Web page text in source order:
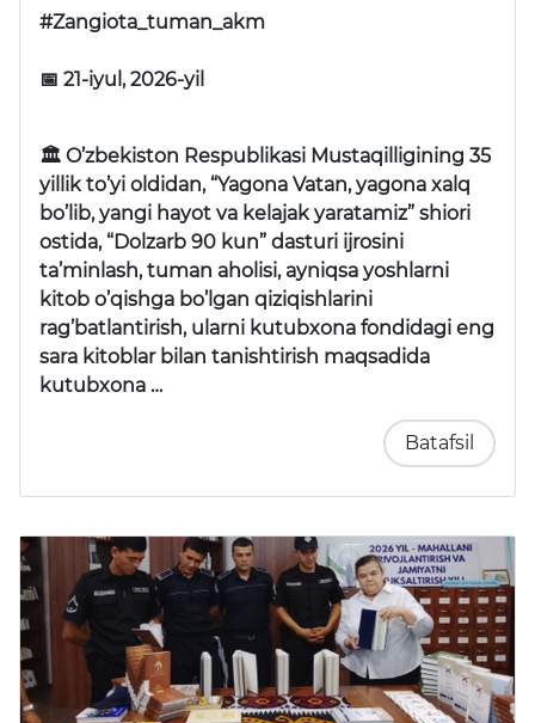
#Zangiota_tuman_akm
📅 21-iyul, 2026-yil
🏛 O’zbekiston Respublikasi Mustaqilligining 35
yillik to’yi oldidan, “Yagona Vatan, yagona xalq
bo’lib, yangi hayot va kelajak yaratamiz” shiori
ostida, “Dolzarb 90 kun” dasturi ijrosini
ta’minlash, tuman aholisi, ayniqsa yoshlarni
kitob o’qishga bo’lgan qiziqishlarini
rag’batlantirish, ularni kutubxona fondidagi eng
sara kitoblar bilan tanishtirish maqsadida
kutubxona …
Batafsil